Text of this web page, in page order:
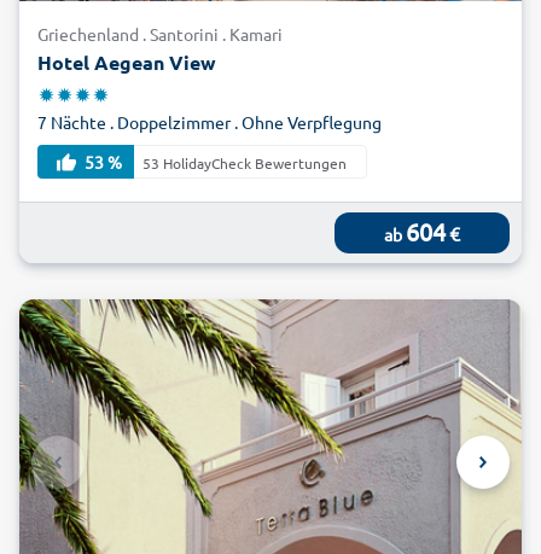
Griechenland . Santorini . Kamari
Hotel Aegean View
7 Nächte . Doppelzimmer . Ohne Verpflegung
53 %
53 HolidayCheck Bewertungen
ab 604€